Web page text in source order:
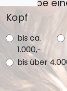
Ich habe
Kopf
bis ca.
1.000,-
bis über